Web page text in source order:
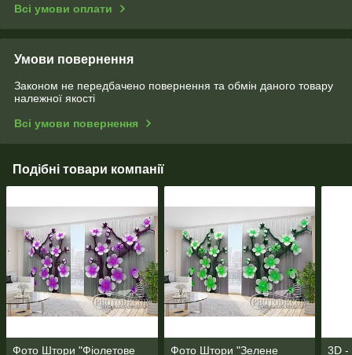
Всі умови оплати
Умови повернення
Законом не передбачено повернення та обмін даного товару
належної якості
Всі умови повернення
Подібні товари компанії
Фото Штори "Фіолетове
Фото Штори "Зелене
3D -